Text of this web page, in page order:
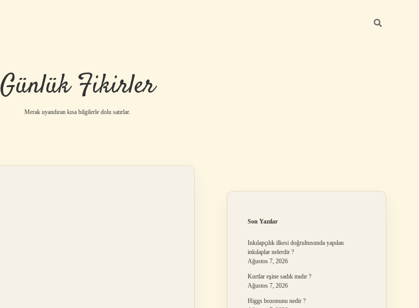
Günlük Fikirler
Merak uyandıran kısa bilgilerle dolu satırlar.
Son Yazılar
Inkılapçılık ilkesi doğrultusunda yapılan
inkılaplar nelerdir ?
Ağustos 7, 2026
Kurtlar eşine sadık mıdır ?
Ağustos 7, 2026
Higgs bozonunu nedir ?